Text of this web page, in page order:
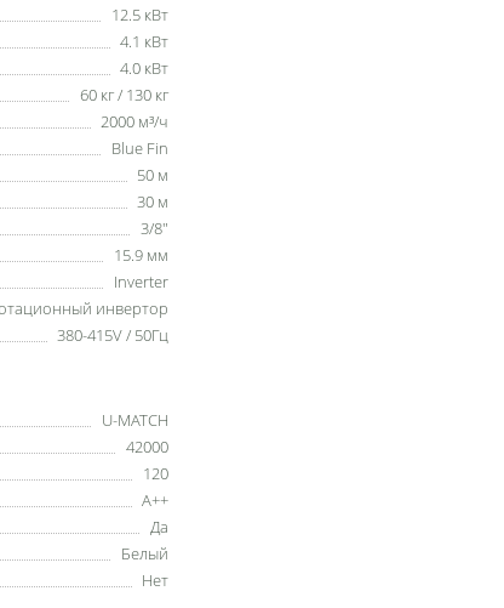
12.5 кВт
4.1 кВт
4.0 кВт
60 кг / 130 кг
2000 м³/ч
Blue Fin
50 м
30 м
3/8"
15.9 мм
Inverter
инвертор
380-415V / 50Гц
U-MATCH
42000
120
A++
Да
Белый
Нет